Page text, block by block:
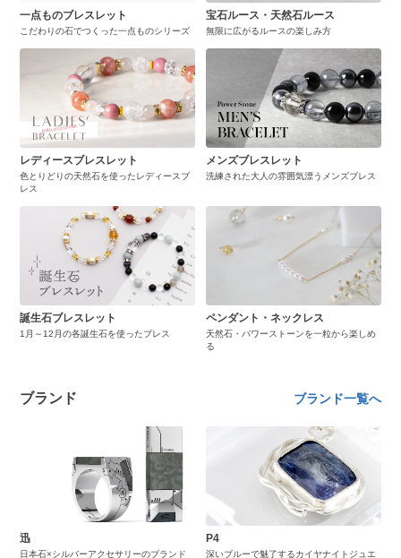
一点ものブレスレット
こだわりの石でつくった一点ものシリーズ
宝石ルース・天然石ルース
無限に広がるルースの楽しみ方
レディースブレスレット
色とりどりの天然石を使ったレディースブ
レス
メンズブレスレット
洗練された大人の雰囲気漂うメンズブレス
誕生石ブレスレット
1月～12月の各誕生石を使ったブレス
ペンダント・ネックレス
天然石・パワーストーンを一粒から楽しめ
る
ブランド ブランド一覧へ
迅
日本石×シルバーアクセサリーのブランド
P4
深いブルーで魅了するカイヤナイトジュエ